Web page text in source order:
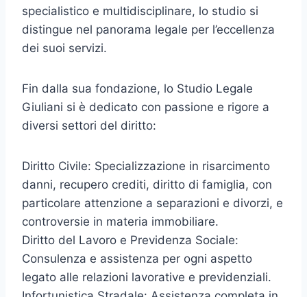
specialistico e multidisciplinare, lo studio si
distingue nel panorama legale per l’eccellenza
dei suoi servizi.
Fin dalla sua fondazione, lo Studio Legale
Giuliani si è dedicato con passione e rigore a
diversi settori del diritto:
Diritto Civile: Specializzazione in risarcimento
danni, recupero crediti, diritto di famiglia, con
particolare attenzione a separazioni e divorzi, e
controversie in materia immobiliare.
Diritto del Lavoro e Previdenza Sociale:
Consulenza e assistenza per ogni aspetto
legato alle relazioni lavorative e previdenziali.